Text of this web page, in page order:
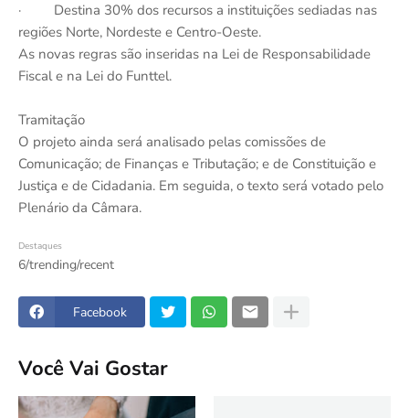
· Destina 30% dos recursos a instituições sediadas nas
regiões Norte, Nordeste e Centro-Oeste.
As novas regras são inseridas na Lei de Responsabilidade
Fiscal e na Lei do Funttel.
Tramitação
O projeto ainda será analisado pelas comissões de
Comunicação; de Finanças e Tributação; e de Constituição e
Justiça e de Cidadania. Em seguida, o texto será votado pelo
Plenário da Câmara.
Destaques
6/trending/recent
Facebook
Você Vai Gostar